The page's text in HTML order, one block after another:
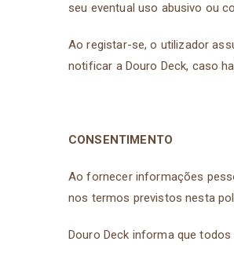
seu eventual uso abusivo ou
Ao registar-se, o utilizador
notificar a Douro Deck, caso
CONSENTIMENTO
Ao fornecer informações
nos termos previstos nesta
Douro Deck informa que todos